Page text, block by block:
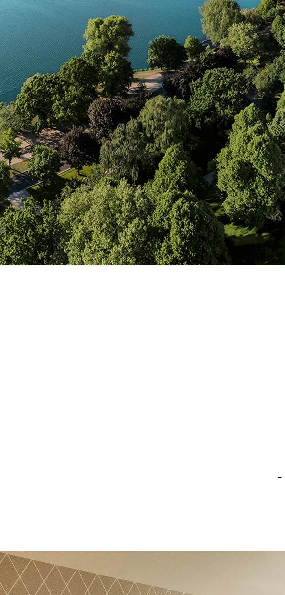
Das Luxushotel „The Fontenay“ liegt in
wellenförmigen Bauweise architektonisch
Der Neubau besticht außerdem durch seine 14.000 m² große
am Alsterwanderweg, der fußläufig zu Restaurants, in die
Im „The Fontenay“ wurden Produkte aus dem Unterflurbereich